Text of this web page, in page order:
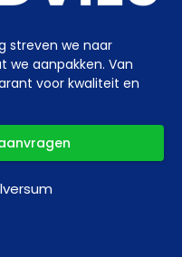
streven we naar
aanpakken. Van
voor kwaliteit en